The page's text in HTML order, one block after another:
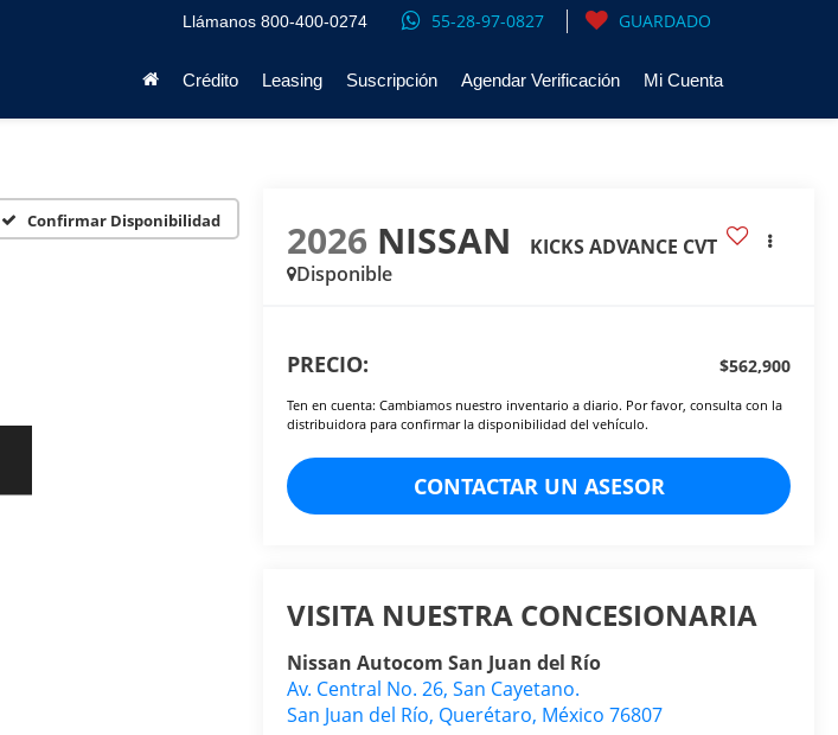
Llámanos 800-400-0274 55-28-97-0827 GUARDADO
Crédito Leasing Suscripción Agendar Verificación Mi Cuenta
Confirmar Disponibilidad 2026 NISSAN
KICKS ADVANCE CVT
Disponible
PRECIO: $562,900
Ten en cuenta: Cambiamos nuestro inventario a diario. Por favor, consulta con la
distribuidora para confirmar la disponibilidad del vehículo.
CONTACTAR UN ASESOR
VISITA NUESTRA CONCESIONARIA
Nissan Autocom San Juan del Río
Av. Central No. 26, San Cayetano.
San Juan del Río, Querétaro, México 76807